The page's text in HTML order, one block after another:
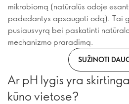
mikrobiomą (natūralūs odoje
padedantys apsaugoti odą). Tai
pusiausvyrą bei paskatinti
mechanizmo praradimą.
SUŽINOTI
Ar pH lygis yra
kūno vietose?